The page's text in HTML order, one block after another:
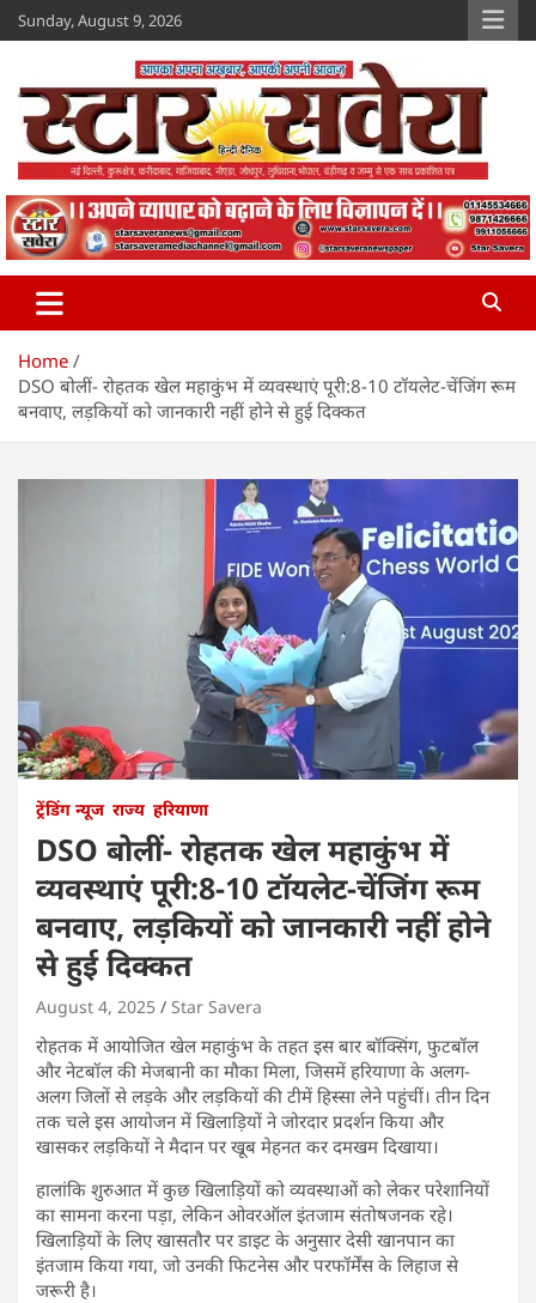
Skip
to
Sunday, August 9, 2026
Star Savera
www.starsavera.com
Home
DSO बोलीं- रोहतक खेल महाकुंभ में व्यवस्थाएं पूरी:8-10 टॉयलेट-चेंजिंग रूम
बनवाए, लड़कियों को जानकारी नहीं होने से हुई दिक्कत
ट्रेंडिंग न्यूज राज्य हरियाणा
DSO बोलीं- रोहतक खेल महाकुंभ में
व्यवस्थाएं पूरी:8-10 टॉयलेट-चेंजिंग रूम
बनवाए, लड़कियों को जानकारी नहीं होने
से हुई दिक्कत
August 4, 2025 Star Savera
रोहतक में आयोजित खेल महाकुंभ के तहत इस बार बॉक्सिंग, फुटबॉल
और नेटबॉल की मेजबानी का मौका मिला, जिसमें हरियाणा के अलग-
अलग जिलों से लड़के और लड़कियों की टीमें हिस्सा लेने पहुंचीं। तीन दिन
तक चले इस आयोजन में खिलाड़ियों ने जोरदार प्रदर्शन किया और
खासकर लड़कियों ने मैदान पर खूब मेहनत कर दमखम दिखाया।
हालांकि शुरुआत में कुछ खिलाड़ियों को व्यवस्थाओं को लेकर परेशानियों
का सामना करना पड़ा, लेकिन ओवरऑल इंतजाम संतोषजनक रहे।
खिलाड़ियों के लिए खासतौर पर डाइट के अनुसार देसी खानपान का
इंतजाम किया गया, जो उनकी फिटनेस और परफॉर्मेंस के लिहाज से
जरूरी है।